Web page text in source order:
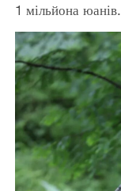
1 мільйона юанів.